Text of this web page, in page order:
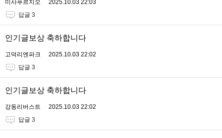
미사푸르지오
2025.10.03 22:03
답글 3
인기글보상 축하합니다
고덕리엔파크
2025.10.03 22:02
답글 3
인기글보상 축하합니다
강동리버스트
2025.10.03 22:02
답글 3